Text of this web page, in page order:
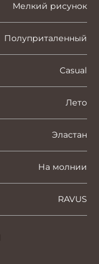
Мелкий рисунок
Полуприталенный
Casual
Лето
Эластан
На молнии
RAVUS